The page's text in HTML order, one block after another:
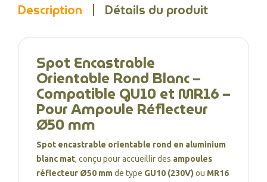
Description Détails du produit
Spot Encastrable
Orientable Rond Blanc –
Compatible GU10 et MR16 –
Pour Ampoule Réflecteur
Ø50 mm
Spot encastrable orientable rond en aluminium
blanc mat, conçu pour accueillir des ampoules
réflecteur Ø50 mmde type GU10 (230V) ou MR16